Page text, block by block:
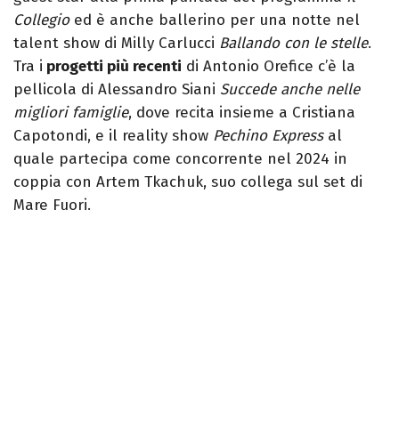
Collegio ed è anche ballerino per una notte nel
talent show di Milly Carlucci Ballando con le stelle.
Tra i progetti più recenti di Antonio Orefice c’è la
pellicola di Alessandro Siani Succede anche nelle
migliori famiglie, dove recita insieme a Cristiana
Capotondi, e il reality show Pechino Express al
quale partecipa come concorrente nel 2024 in
coppia con Artem Tkachuk, suo collega sul set di
Mare Fuori.